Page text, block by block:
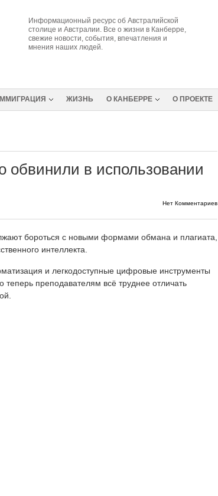
Информационный ресурс об Австралийской
столице и Австралии. Все о жизни в Канберре,
свежие новости, события, впечатления и
мнения наших людей.
ЖИЗНЬ О КАНБЕРРЕ О ПРОЕКТЕ
обвинили в использовании
Нет Комментариев
бороться с новыми формами обмана и плагиата,
интеллекта.
и легкодоступные цифровые инструменты
преподавателям всё труднее отличать